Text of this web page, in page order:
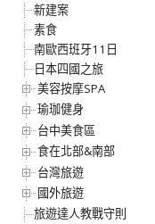
新建案
素食
南歐西班牙11日
日本四國之旅
美容按摩SPA
瑜珈健身
台中美食區
食在北部&南部
台灣旅遊
國外旅遊
旅遊達人教戰守則